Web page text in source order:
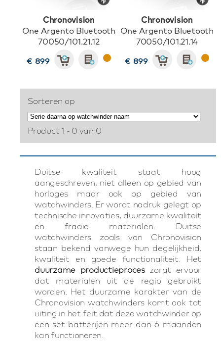
Chronovision
One Argento Bluetooth
70050/101.21.12
€ 899
Chronovision
One Argento Bluetooth
70050/101.21.14
€ 899
Sorteren op
Product 1 - 0 van 0
Duitse kwaliteit staat hoog
aangeschreven, niet alleen op gebied van
horloges maar ook op gebied van
watchwinders. Er wordt nadruk gelegt op
technische innovaties, duurzame kwaliteit
en fraaie materialen. Duitse
watchwinders zoals van Chronovision
staan bekend vanwege hun degelijkheid,
kwaliteit en goede functionaliteit. Het
duurzame productieproceszorgt ervoor
dat materialen uit de regio gebruikt
worden. Het duurzame karakter van de
Chronovision watchwinders komt ook tot
uiting in het feit dat deze watchwinder op
een set batterijen meer dan 6 maanden
kan functioneren.